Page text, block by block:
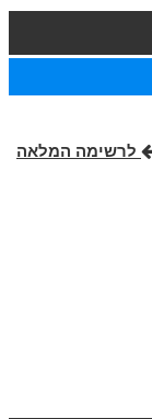
לרשימה המלאה